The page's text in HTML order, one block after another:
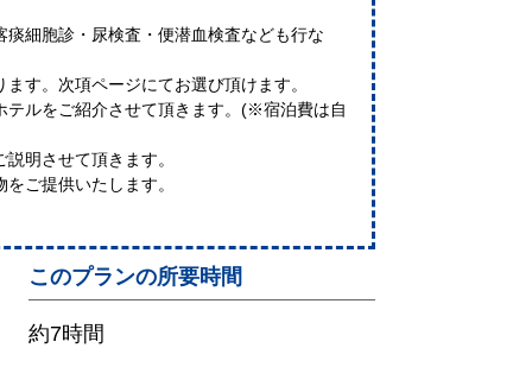
細胞診・尿検査・便潜血検査なども行な
す。次項ページにてお選び頂けます。
ルをご紹介させて頂きます。(※宿泊費は自
明させて頂きます。
ご提供いたします。
このプランの所要時間
約7時間